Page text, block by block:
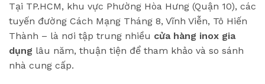
Tại TP.HCM, khu vực Phường Hòa Hưng (Quận 10), các
tuyến đường Cách Mạng Tháng 8, Vĩnh Viễn, Tô Hiến
Thành – là nơi tập trung nhiều cửa hàng inox gia
dụng lâu năm, thuận tiện để tham khảo và so sánh
nhà cung cấp.